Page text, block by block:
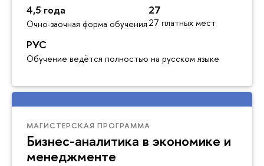
4,5 года
Очно-заочная форма обучения
27
27 платных мест
РУС
Обучение ведётся полностью на русском языке
МАГИСТЕРСКАЯ ПРОГРАММА
Бизнес-аналитика в экономике и
менеджменте